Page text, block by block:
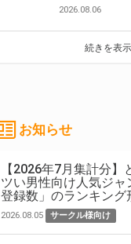
2026.08.06
続きを表
お知らせ
【2026年7月集計分
ツい男性向け人気ジ
登録数」のランキング
2026.08.05 サークル様向け